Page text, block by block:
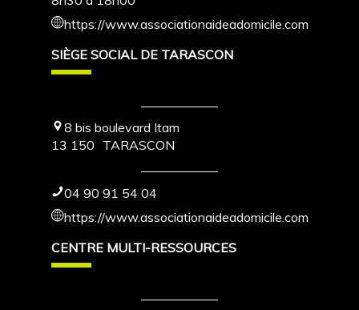
https://www.associationaideadomicile.com
SIÈGE SOCIAL DE TARASCON
8 bis boulevard Itam
13 150 TARASCON
04 90 91 54 04
https://www.associationaideadomicile.com
CENTRE MULTI-RESSOURCES